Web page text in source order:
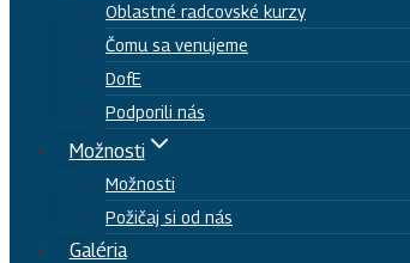
Oblastné radcovské kurzy
Čomu sa venujeme
DofE
Podporili nás
Možnosti
Možnosti
Požičaj si od nás
Galéria